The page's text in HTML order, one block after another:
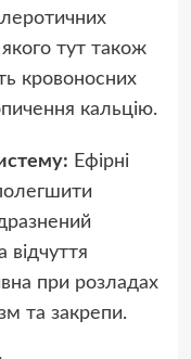
тут також
кровоносних
кальцію.
Ефірні
при розладах
та закрепи.